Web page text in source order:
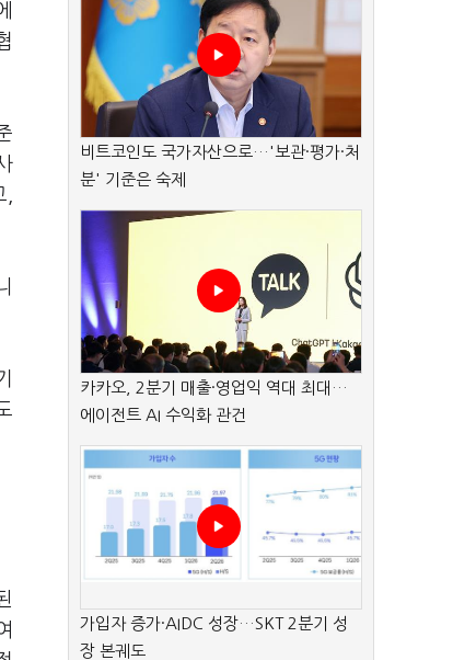
비트코인도 국가자산으로…'보관·평가·처
분' 기준은 숙제
카카오, 2분기 매출·영업익 역대 최대…
에이전트 AI 수익화 관건
가입자 증가·AIDC 성장…SKT 2분기 성
장 본궤도